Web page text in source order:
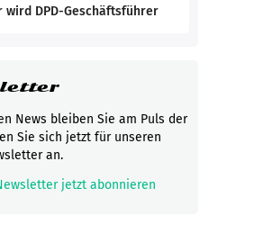
wird DPD-Geschäftsführer
News bleiben Sie am Puls der
Sie sich jetzt für unseren
an.
jetzt abonnieren